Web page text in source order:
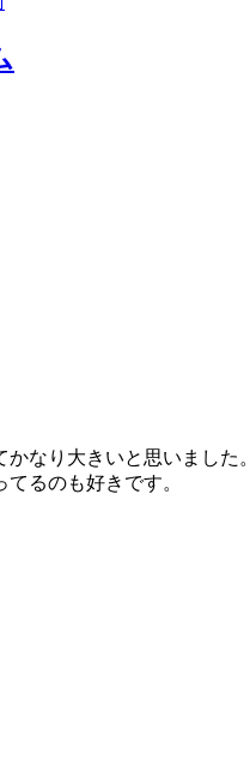
なり大きいと思いました。
るのも好きです。